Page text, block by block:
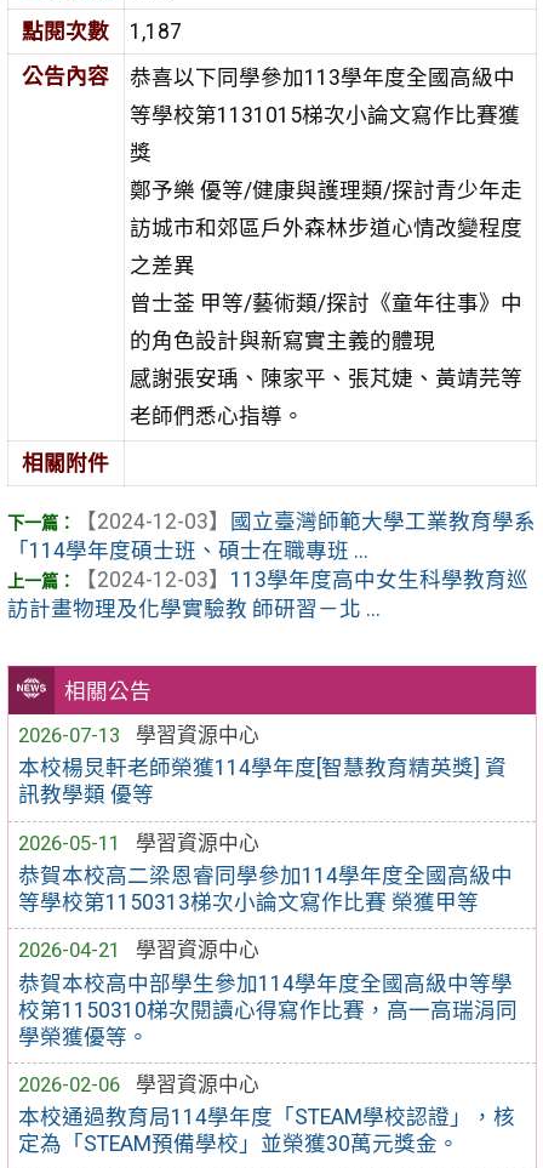
相關公告
2026-07-13
學習資源中心
本校楊炅軒老師榮獲114學年度[智慧教育精英獎] 資
訊教學類 優等
2026-05-11
學習資源中心
恭賀本校高二梁恩睿同學參加114學年度全國高級中
等學校第1150313梯次小論文寫作比賽 榮獲甲等
2026-04-21
學習資源中心
恭賀本校高中部學生參加114學年度全國高級中等學
校第1150310梯次閱讀心得寫作比賽，高一高瑞涓同
學榮獲優等。
2026-02-06
學習資源中心
本校通過教育局114學年度「STEAM學校認證」，核
定為「STEAM預備學校」並榮獲30萬元獎金。
點閱次數
1,187
公告內容
恭喜以下同學參加113學年度全國高級中
等學校第1131015梯次小論文寫作比賽獲
獎
鄭予樂 優等/健康與護理類/探討青少年走
訪城市和郊區戶外森林步道心情改變程度
之差異
曾士菳 甲等/藝術類/探討《童年往事》中
的角色設計與新寫實主義的體現
感謝張安瑀、陳家平、張芃婕、黃靖芫等
老師們悉心指導。
相關附件
【2024-12-03】
國立臺灣師範大學工業教育學系
「114學年度碩士班、碩士在職專班 ...
【2024-12-03】 113學年度高中女生科學教育巡
訪計畫物理及化學實驗教 師研習－北 ...